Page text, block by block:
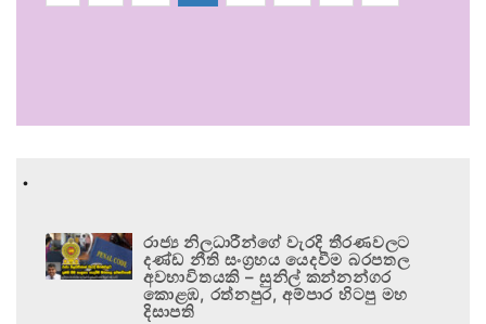
.
රාජ්‍ය නිලධාරීන්ගේ වැරදි තීරණවලට
දණ්ඩ නීති සංග්‍රහය යෙදවීම බරපතල
අවභාවිතයකි – සුනිල් කන්නන්ගර
කොළඹ, රත්නපුර, අම්පාර හිටපු මහ
දිසාපති